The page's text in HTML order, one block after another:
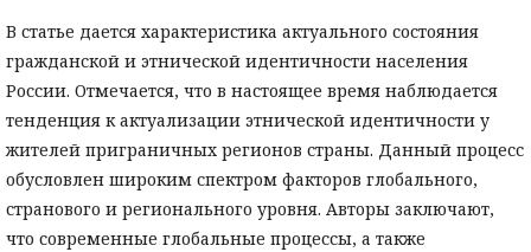
В статье дается характеристика актуального состояния
гражданской и этнической идентичности населения
России. Отмечается, что в настоящее время наблюдается
тенденция к актуализации этнической идентичности у
жителей приграничных регионов страны. Данный процесс
обусловлен широким спектром факторов глобального,
странового и регионального уровня. Авторы заключают,
что современные глобальные процессы, а также